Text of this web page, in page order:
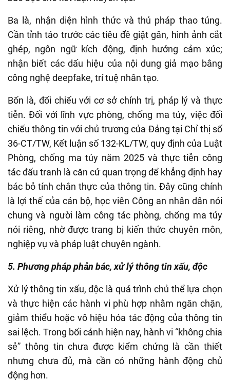
Ba là, nhận diện hình thức và thủ pháp thao túng.
Cần tỉnh táo trước các tiêu đề giật gân, hình ảnh cắt
ghép, ngôn ngữ kích động, định hướng cảm xúc;
nhận biết các dấu hiệu của nội dung giả mạo bằng
công nghệ deepfake, trí tuệ nhân tạo.
Bốn là, đối chiếu với cơ sở chính trị, pháp lý và thực
tiễn. Đối với lĩnh vực phòng, chống ma túy, việc đối
chiếu thông tin với chủ trương của Đảng tại Chỉ thị số
36-CT/TW, Kết luận số 132-KL/TW, quy định của Luật
Phòng, chống ma túy năm 2025 và thực tiễn công
tác đấu tranh là căn cứ quan trọng để khẳng định hay
bác bỏ tính chân thực của thông tin. Đây cũng chính
là lợi thế của cán bộ, học viên Công an nhân dân nói
chung và người làm công tác phòng, chống ma túy
nói riêng, nhờ được trang bị kiến thức chuyên môn,
nghiệp vụ và pháp luật chuyên ngành.
5. Phương pháp phản bác, xử lý thông tin xấu, độc
Xử lý thông tin xấu, độc là quá trình chủ thể lựa chọn
và thực hiện các hành vi phù hợp nhằm ngăn chặn,
giảm thiểu hoặc vô hiệu hóa tác động của thông tin
sai lệch. Trong bối cảnh hiện nay, hành vi “không chia
sẻ” thông tin chưa được kiểm chứng là cần thiết
nhưng chưa đủ, mà cần có những hành động chủ
động hơn.